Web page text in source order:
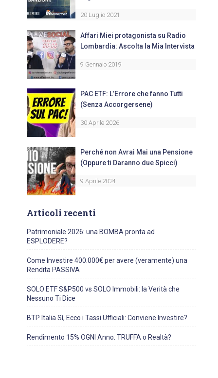
20 Luglio 2021
Affari Miei protagonista su Radio
Lombardia: Ascolta la Mia Intervista
9 Gennaio 2019
PAC ETF: L’Errore che fanno Tutti
(Senza Accorgersene)
30 Aprile 2026
Perché non Avrai Mai una Pensione
(Oppure ti Daranno due Spicci)
9 Aprile 2024
Articoli recenti
Patrimoniale 2026: una BOMBA pronta ad
ESPLODERE?
Come Investire 400.000€ per avere (veramente) una
Rendita PASSIVA
SOLO ETF S&P500 vs SOLO Immobili: la Verità che
Nessuno Ti Dice
BTP Italia Sì, Ecco i Tassi Ufficiali: Conviene Investire?
Rendimento 15% OGNI Anno: TRUFFA o Realtà?